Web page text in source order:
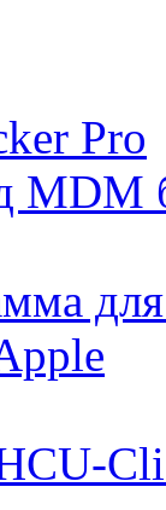
Pro
MDM